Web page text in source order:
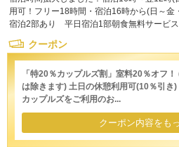
用可！フリー18時間・宿泊16時から(日～金
宿泊2部あり 平日宿泊1部朝食無料サービ
クーポン
「特20％カップルズ割」室料20％オフ
は除きます) 土日の休憩利用可(10％引き)
カップルズをご利用のお...
クーポン内容をも